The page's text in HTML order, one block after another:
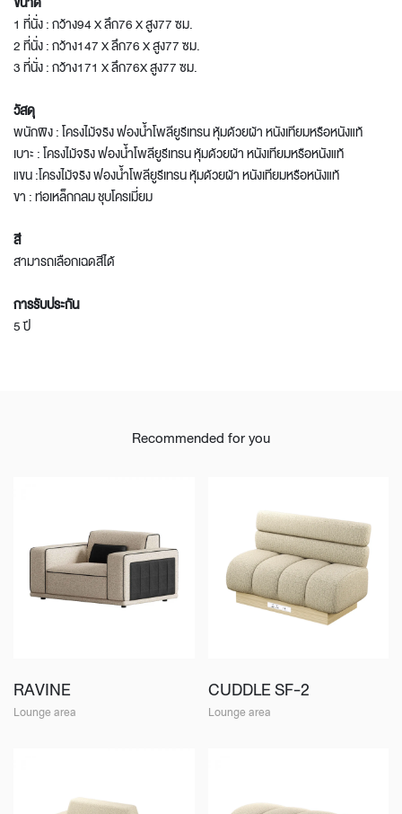
1 ที่นั่ง : กว้าง94 X ลึก76 X สูง77 ซม.
2 ที่นั่ง : กว้าง147 X ลึก76 X สูง77 ซม.
3 ที่นั่ง : กว้าง171 X ลึก76X สูง77 ซม.
วัสดุ
พนักพิง : โครงไม้จริง ฟองน้ำโพลียูรีเทรน หุ้มด้วยผ้า หนังเทียมหรือหนังแท้
เบาะ : โครงไม้จริง ฟองน้ำโพลียูรีเทรน หุ้มด้วยผ้า หนังเทียมหรือหนังแท้
แขน :โครงไม้จริง ฟองน้ำโพลียูรีเทรน หุ้มด้วยผ้า หนังเทียมหรือหนังแท้
ขา : ท่อเหล็กกลม ชุบโครเมี่ยม
สี
สามารถเลือกเฉดสีได้
การรับประกัน
5 ปี
Recommended for you
RAVINE
Lounge area
CUDDLE SF-2
Lounge area